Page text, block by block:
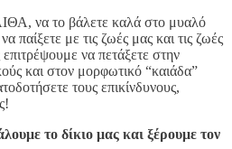
το βάλετε καλά στο μυαλό
παίξετε με τις ζωές μας και τις ζωές
να πετάξετε στην
και στον μορφωτικό “καιάδα”
τους επικίνδυνους,
το δίκιο μας και ξέρουμε τον